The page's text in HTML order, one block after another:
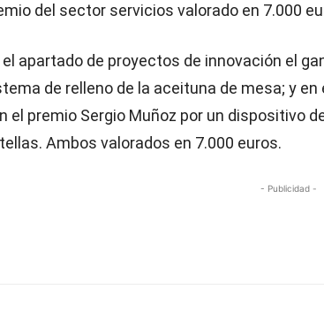
del sector servicios valorado en 7.000
el apartado de proyectos de innovación el
de relleno de la aceituna de mesa; y
el premio Sergio Muñoz por un dispositivo
Ambos valorados en 7.000 euros.
- Publicidad -